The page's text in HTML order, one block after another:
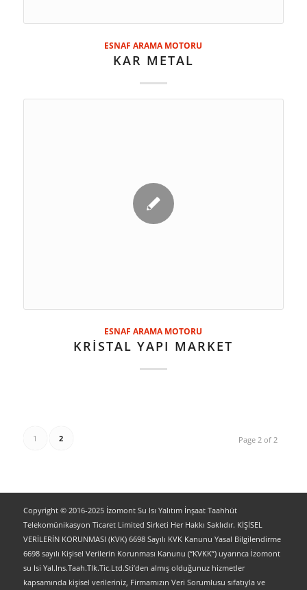
ESNAF ARAMA MOTORU
KAR METAL
ESNAF ARAMA MOTORU
KRİSTAL YAPI MARKET
Page 2 of 2
1 2
Copyright © 2016-2025 İzomont Su Isı Yalıtım İnşaat Taahhüt
Telekomünikasyon Ticaret Limited Sirketi Her Hakkı Saklıdır. KİŞİSEL
VERİLERİN KORUNMASI (KVK) 6698 Sayılı KVK Kanunu Yasal Bilgilendirme
6698 sayılı Kişisel Verilerin Korunması Kanunu (“KVKK”) uyarınca İzomont
su Isi Yal.Ins.Taah.Tlk.Tic.Ltd.Sti’den almış olduğunuz hizmetler
kapsamında kişisel verileriniz, Firmamızın Veri Sorumlusu sıfatıyla ve